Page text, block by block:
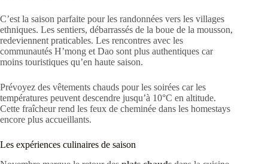
C’est la saison parfaite pour les randonnées vers les villages
ethniques. Les sentiers, débarrassés de la boue de la mousson,
redeviennent praticables. Les rencontres avec les
communautés H’mong et Dao sont plus authentiques car
moins touristiques qu’en haute saison.
Prévoyez des vêtements chauds pour les soirées car les
températures peuvent descendre jusqu’à 10°C en altitude.
Cette fraîcheur rend les feux de cheminée dans les homestays
encore plus accueillants.
Les expériences culinaires de saison